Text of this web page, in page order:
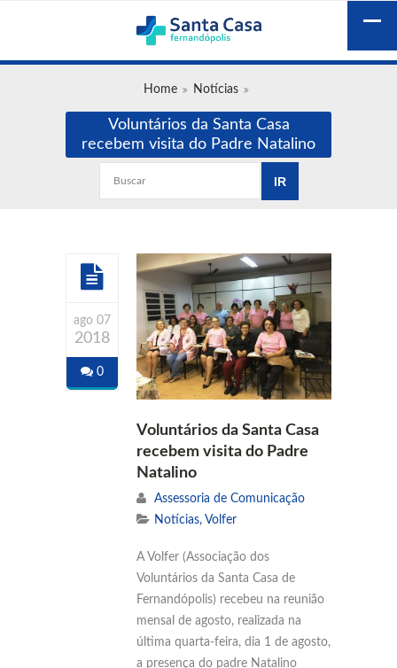
Home Notícias
Voluntários da Santa Casa
recebem visita do Padre Natalino
ago 07
2018
0
Voluntários da Santa Casa
recebem visita do Padre
Natalino
Assessoria de Comunicação
Notícias, Volfer
A Volfer (Associação dos
Voluntários da Santa Casa de
Fernandópolis) recebeu na reunião
mensal de agosto, realizada na
última quarta-feira, dia 1 de agosto,
a presença do padre Natalino